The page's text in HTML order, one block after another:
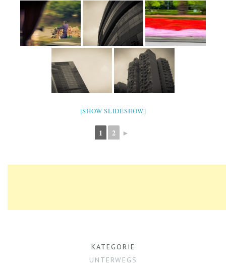
[SHOW SLIDESHOW]
1 2 ►
KATEGORIE
UNTERWEGS